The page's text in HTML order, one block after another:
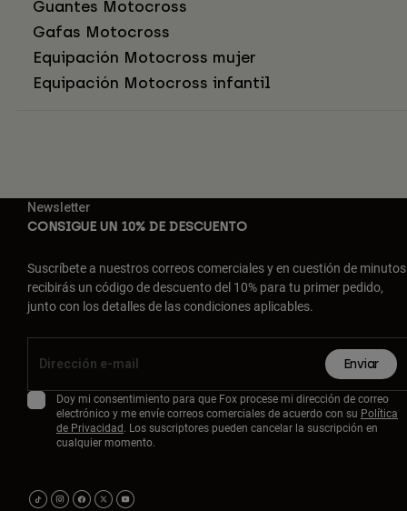
Guantes Motocross
Gafas Motocross
Equipación Motocross mujer
Equipación Motocross infantil
Newsletter
CONSIGUE UN 10% DE DESCUENTO
Suscríbete a nuestros correos comerciales y en cuestión de minutos
recibirás un código de descuento del 10% para tu primer pedido,
junto con los detalles de las condiciones aplicables.
Enviar
Doy mi consentimiento para que Fox procese mi dirección de correo
electrónico y me envíe correos comerciales de acuerdo con su Política
de Privacidad. Los suscriptores pueden cancelar la suscripción en
cualquier momento.